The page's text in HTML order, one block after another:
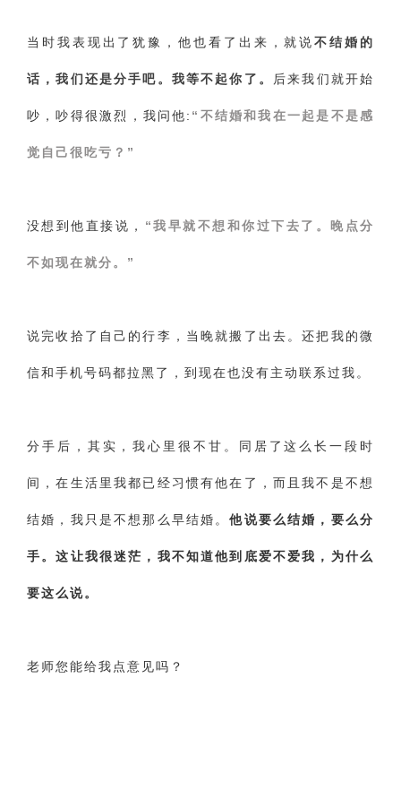
其他
当时我表现出了犹豫，他也看了出来，就说不结婚的
话，我们还是分手吧。我等不起你了。 后来我们就开始
吵，吵得很激烈，我问他: “不结婚和我在一起是不是感
觉自己很吃亏？”
没想到他直接说， “我早就不想和你过下去了。晚点分
不如现在就分。”
说完收拾了自己的行李，当晚就搬了出去。还把我的微
信和手机号码都拉黑了，到现在也没有主动联系过我。
分手后，其实，我心里很不甘。同居了这么长一段时
间，在生活里我都已经习惯有他在了，而且我不是不想
结婚，我只是不想那么早结婚。他说要么结婚，要么分
手。这让我很迷茫，我不知道他到底爱不爱我，为什么
要这么说。
‌老师您能给我点意见吗？